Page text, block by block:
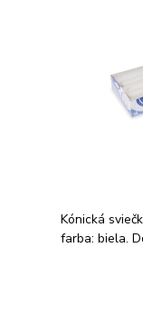
Kónická
farba: biela.